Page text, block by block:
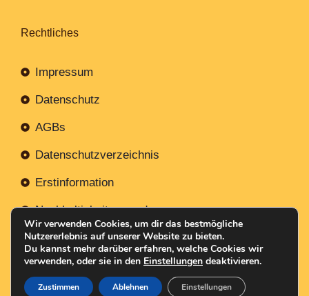
Rechtliches
Impressum
Datenschutz
AGBs
Datenschutzverzeichnis
Erstinformation
Nachhaltigkeitsverordnung
Mit Erstellt NR-Webservices.de© 2026
Wir verwenden Cookies, um dir das bestmögliche
Nutzererlebnis auf unserer Website zu bieten.
Du kannst mehr darüber erfahren, welche Cookies wir
verwenden, oder sie in den Einstellungen deaktivieren.
Zustimmen Ablehnen Einstellungen